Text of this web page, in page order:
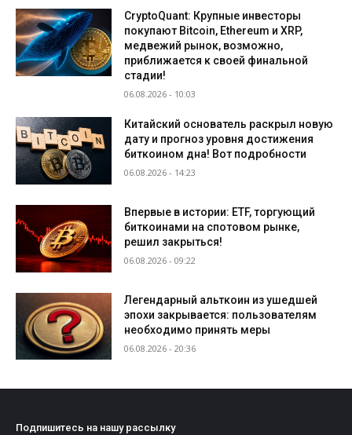
CryptoQuant: Крупные инвесторы
покупают Bitcoin, Ethereum и XRP,
медвежий рынок, возможно,
приближается к своей финальной
стадии!
06.08.2026 - 10:03
Китайский основатель раскрыл новую
дату и прогноз уровня достижения
биткоином дна! Вот подробности
06.08.2026 - 14:23
Впервые в истории: ETF, торгующий
биткоинами на спотовом рынке,
решил закрыться!
06.08.2026 - 09:22
Легендарный альткоин из ушедшей
эпохи закрывается: пользователям
необходимо принять меры
06.08.2026 - 20:36
Подпишитесь на нашу рассылку